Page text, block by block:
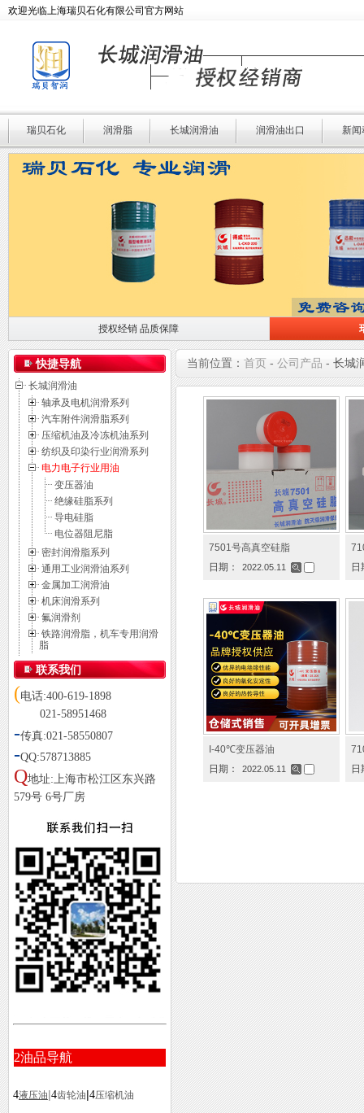
欢迎光临上海瑞贝石化有限公司官方网站
瑞贝石化 润滑脂 长城润滑油 润滑油出口 新闻
授权经销 品质保障
授权经销 品质保障
瑞贝石化 专业润滑
快捷导航
长城润滑油
轴承及电机润滑系列
汽车附件润滑脂系列
压缩机油及冷冻机油系列
纺织及印染行业润滑系列
电力电子行业用油
变压器油
绝缘硅脂系列
导电硅脂
电位器阻尼脂
密封润滑脂系列
通用工业润滑油系列
金属加工润滑油
机床润滑系列
氟润滑剂
铁路润滑脂，机车专用润滑
脂
联系我们
(电话:400-619-1898
021-58951468
-传真:021-58550807
-QQ:578713885
Q地址:上海市松江区东兴路
579号 6号厂房
2油品导航
4液压油|4齿轮油|4压缩机油
当前位置： 首页 - 公司产品 - 长城
7501号高真空硅脂
日期：
2022.05.11
日
I-40℃变压器油
日期：
2022.05.11
日